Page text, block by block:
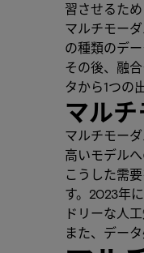
習させるた
マルチモー
の種類のデ
その後、融
タから1つの
マル
マルチモー
高いモデル
こうした需
す。2023年
ドリーな人
また、デー